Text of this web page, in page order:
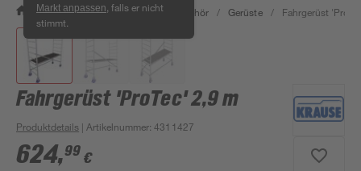
Markt anpassen , falls er nicht
stimmt.
/ Bauen & Renovieren / Bauzubehör / Gerüste / Fahrgerüst
Fahrgerüst 'ProTec' 2,9 m
Produktdetails | Artikelnummer:4311427
624,99 €